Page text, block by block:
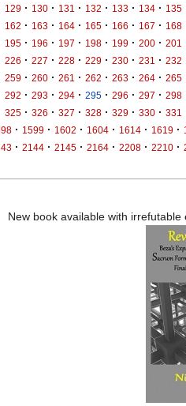
129 · 130 · 131 · 132 · 133 · 134 · 135
162 · 163 · 164 · 165 · 166 · 167 · 168
195 · 196 · 197 · 198 · 199 · 200 · 201
226 · 227 · 228 · 229 · 230 · 231 · 232
259 · 260 · 261 · 262 · 263 · 264 · 265
292 · 293 · 294 · 295 · 296 · 297 · 298
325 · 326 · 327 · 328 · 329 · 330 · 331
· 1599 · 1602 · 1604 · 1614 · 1619 ·
· 2144 · 2145 · 2164 · 2208 · 2210 ·
New book available with